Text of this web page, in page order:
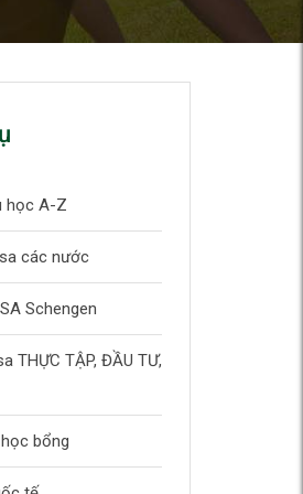
học A-Z
các nước
Schengen
THỰC TẬP, ĐẦU TƯ,
bổng